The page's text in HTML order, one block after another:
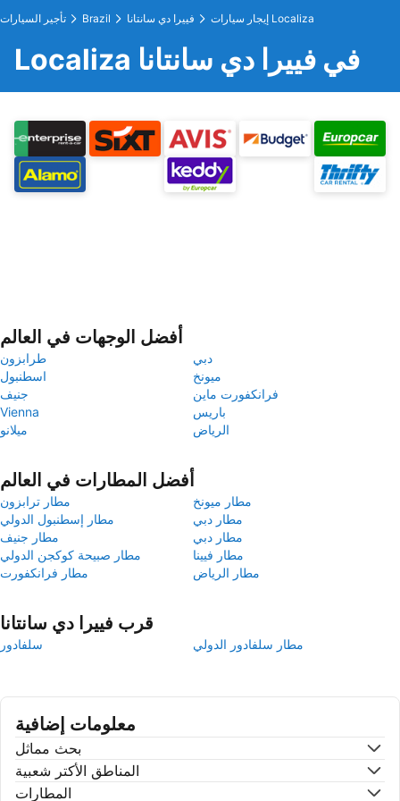
تأجير السيارات Brazil فييرا دي سانتانا إيجار سيارات Localiza
Localiza في فييرا دي سانتانا
أفضل الوجهات في العالم
طرابزون
دبي
اسطنبول
ميونخ
جنيف
فرانكفورت ماين
Vienna
باريس
ميلانو
الرياض
أفضل المطارات في العالم
مطار ترابزون
مطار ميونخ
مطار إسطنبول الدولي
مطار دبي
مطار جنيف
مطار دبي
مطار صبيحة كوكجن الدولي
مطار فيينا
مطار فرانكفورت
مطار الرياض
قرب فييرا دي سانتانا
سلفادور مطار سلفادور الدولي
معلومات إضافية
بحث مماثل
المناطق الأكتر شعبية
المطارات